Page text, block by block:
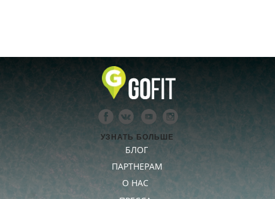
УЗНАТЬ БОЛЬШЕ
БЛОГ
ПАРТНЕРАМ
О НАС